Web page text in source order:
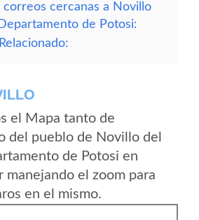
correos cercanas a Novillo
de Potosi:
el Mapa tanto de
del pueblo de Novillo del
de Potosi en
manejando el zoom para
en el mismo.